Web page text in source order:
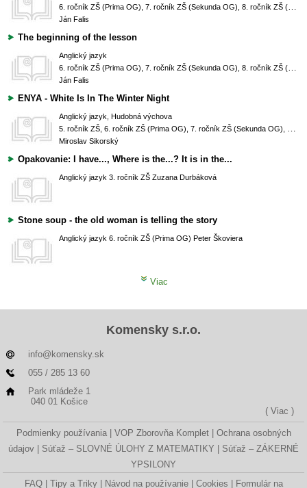
6. ročník ZŠ (Prima OG), 7. ročník ZŠ (Sekunda OG), 8. ročník ZŠ (Tercia OG), 9. ročník ZŠ (Kvarta OG), 1. ročník SŠ (Kvinta OG), 2. ročník SŠ (Sexta OG)
Ján Falis
The beginning of the lesson
Anglický jazyk
6. ročník ZŠ (Prima OG), 7. ročník ZŠ (Sekunda OG), 8. ročník ZŠ (Tercia OG), 9. ročník ZŠ (Kvarta OG)
Ján Falis
ENYA - White Is In The Winter Night
Anglický jazyk, Hudobná výchova
5. ročník ZŠ, 6. ročník ZŠ (Prima OG), 7. ročník ZŠ (Sekunda OG), 8. ročník ZŠ (Tercia OG), 9. ročník ZŠ (Kvarta OG)
Miroslav Sikorský
Opakovanie: I have..., Where is the...? It is in the...
Anglický jazyk 3. ročník ZŠ Zuzana Durbáková
Stone soup - the old woman is telling the story
Anglický jazyk 6. ročník ZŠ (Prima OG) Peter Škoviera
Viac
Komensky s.r.o.
info@komensky.sk
055 / 285 13 60
Park mládeže 1
040 01 Košice
( Viac )
Podmienky používania VOP Zborovňa Komplet
Ochrana osobných
údajov
Súťaž – SLOVNÉ ÚLOHY Z MATEMATIKY
Súťaž – ZÁKERNÉ
YPSILONY
FAQ
Tipy a Triky Návod na používanie Cookies Formulár na